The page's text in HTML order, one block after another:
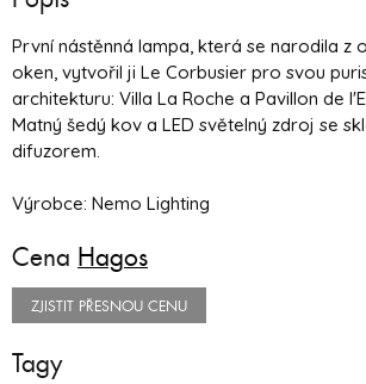
První nástěnná lampa, která se narodila z
oken, vytvořil ji Le Corbusier pro svou
architekturu: Villa La Roche a Pavillon de
Matný šedý kov a LED světelný zdroj se
difuzorem.
Výrobce: Nemo Lighting
Cena Hagos
ZJISTIT PŘESNOU CENU
Tagy